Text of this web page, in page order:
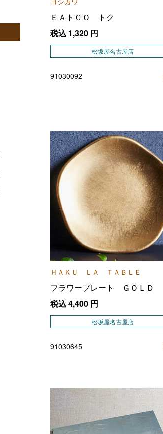
ＥＡトＣＯ トク
税込 1,320 円
松坂屋名古屋店
91030092
ＨＡＫＵ ＬＡ ＴＡＢＬＥ
フラワープレート ＧＯＬＤ
税込4,400 円
松坂屋名古屋店
91030645